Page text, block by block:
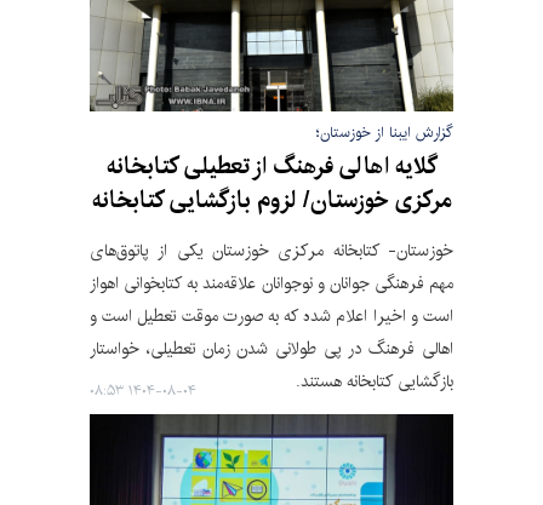
گزارش ایبنا از خوزستان؛
گلایه اهالی فرهنگ از تعطیلی کتابخانه
مرکزی خوزستان/ لزوم بازگشایی کتابخانه
خوزستان- کتابخانه مرکزی خوزستان یکی از پاتوق‌های
مهم فرهنگی جوانان و نوجوانان علاقه‌مند به کتابخوانی اهواز
است و اخیرا اعلام شده که به صورت موقت تعطیل است و
اهالی فرهنگ در پی طولانی شدن زمان تعطیلی، خواستار
بازگشایی کتابخانه هستند.
۱۴۰۴-۰۸-۰۴ ۰۸:۵۳